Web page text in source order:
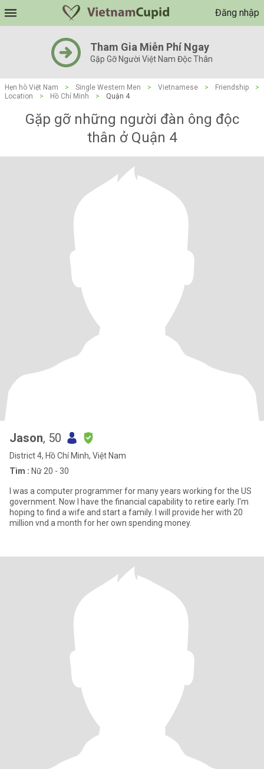
Đăng nhập
Tham Gia Miễn Phí Ngay
Gặp Gỡ Người Việt Nam Độc Thân
Hẹn hò Việt Nam > Single Western Men > Vietnamese > Friendship
>
Location
> Hồ Chí Minh > Quận 4
Gặp gỡ những người đàn ông độc
thân ở Quận 4
Jason, 50
District 4, Hồ Chí Minh, Việt Nam
Tìm : Nữ 20 - 30
I was a computer programmer for many years working for the US
government. Now I have the financial capability to retire early. I'm
hoping to find a wife and start a family. I will provide her with 20
million vnd a month for her own spending money.